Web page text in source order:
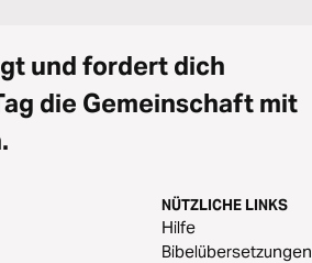
und fordert dich
die Gemeinschaft mit
NÜTZLICHE LINKS
Hilfe
Bibelübersetzungen